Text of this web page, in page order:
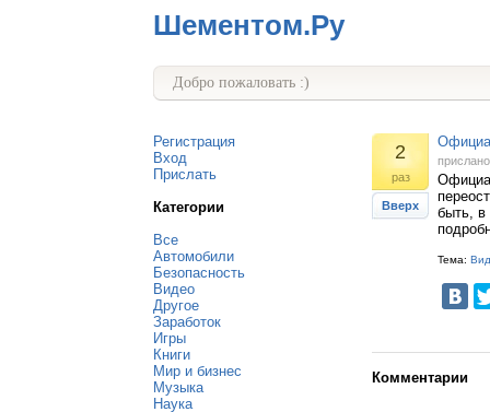
Шементом.Ру
Добро пожаловать :)
Регистрация
Вход
Прислать
Категории
Все
Автомобили
Безопасность
Видео
Другое
Заработок
Игры
Книги
Мир и бизнес
Музыка
Наука
2
раз
Вверх
быть, в
Тема:
Комментарии